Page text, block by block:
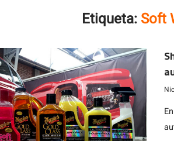
Etiqueta: Soft